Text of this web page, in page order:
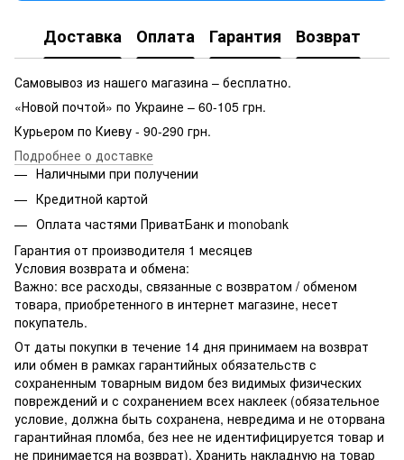
Доставка Оплата Гарантия Возврат
Самовывоз из нашего магазина – бесплатно.
«Новой почтой» по Украине – 60-105 грн.
Курьером по Киеву - 90-290 грн.
Подробнее о доставке
Наличными при получении
Кредитной картой
Оплата частями ПриватБанк и monobank
Гарантия от производителя 1 месяцев
Условия возврата и обмена:
Важно: все расходы, связанные с возвратом / обменом
товара, приобретенного в интернет магазине, несет
покупатель.
От даты покупки в течение 14 дня принимаем на возврат
или обмен в рамках гарантийных обязательств с
сохраненным товарным видом без видимых физических
повреждений и с сохранением всех наклеек (обязательное
условие, должна быть сохранена, невредима и не оторвана
гарантийная пломба, без нее не идентифицируется товар и
не принимается на возврат). Хранить накладную на товар